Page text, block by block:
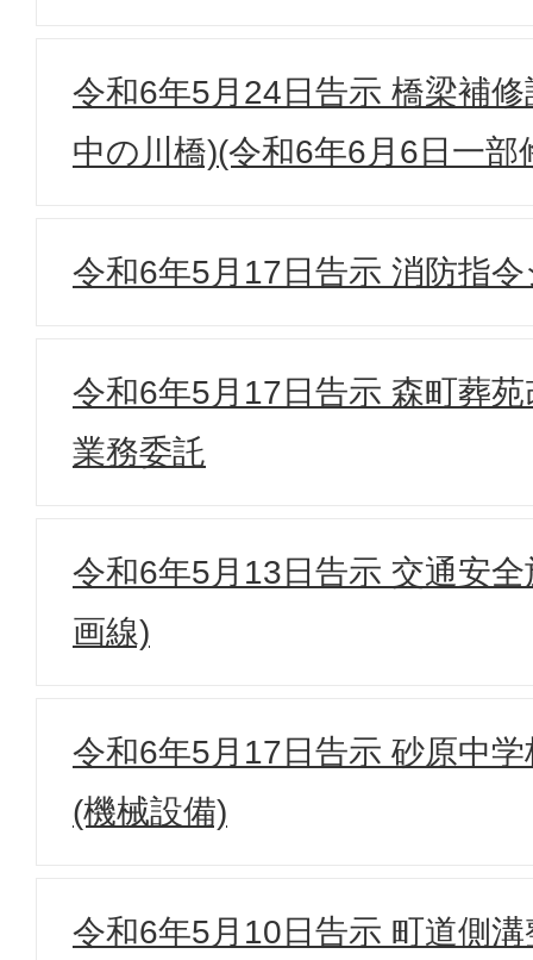
令和6年5月24日告示 橋梁補
中の川橋)(令和6年6月6日一部
令和6年5月17日告示 消防指
令和6年5月17日告示 森町葬
業務委託
令和6年5月13日告示 交通安
画線)
令和6年5月17日告示 砂原中
(機械設備)
令和6年5月10日告示 町道側